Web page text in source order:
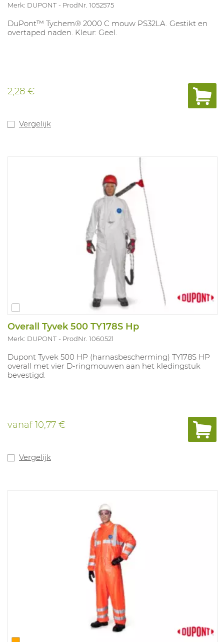
Merk: DUPONT ProdNr. 1052575
DuPont™ Tychem® 2000 C mouw PS32LA. Gestikt en
overtaped naden. Kleur: Geel.
2,28 €
Vergelijk
Overall Tyvek 500 TY178S Hp
Merk: DUPONT ProdNr. 1060521
Dupont Tyvek 500 HP (harnasbescherming) TY178S HP
overall met vier D-ringmouwen aan het kledingstuk
bevestigd.
vanaf10,77 €
Vergelijk